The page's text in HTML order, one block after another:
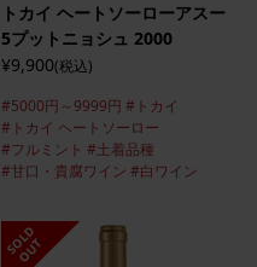
トカイ ヘートソーローアスー
5プットニョシュ 2000
¥9,900(税込)
#5000円～9999円 #トカイ
#トカイ ヘートソーロー
#フルミント #土着品種
#甘口・貴腐ワイン #白ワイン
S
O
L
D
O
U
T